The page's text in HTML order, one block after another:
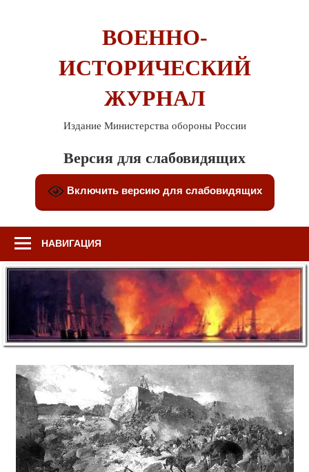
ВОЕННО-
ИСТОРИЧЕСКИЙ
ЖУРНАЛ
Издание Министерства обороны России
Версия для слабовидящих
Включить версию для слабовидящих
НАВИГАЦИЯ